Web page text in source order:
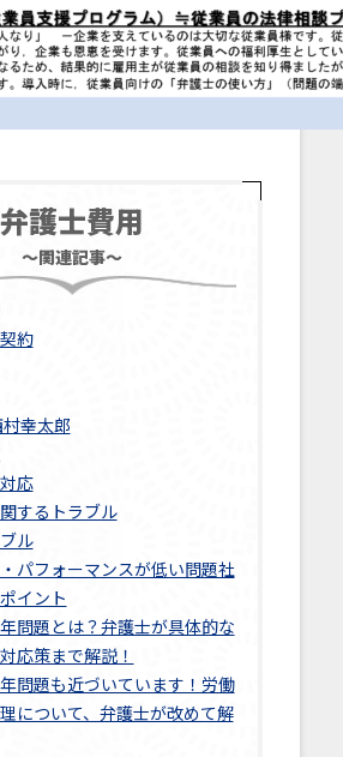
弁護士費用
～関連記事～
約
幸太郎
応
するトラブル
ル
パフォーマンスが低い問題社
イント
問題とは？弁護士が具体的な
応策まで解説！
問題も近づいています！労働
について、弁護士が改めて解